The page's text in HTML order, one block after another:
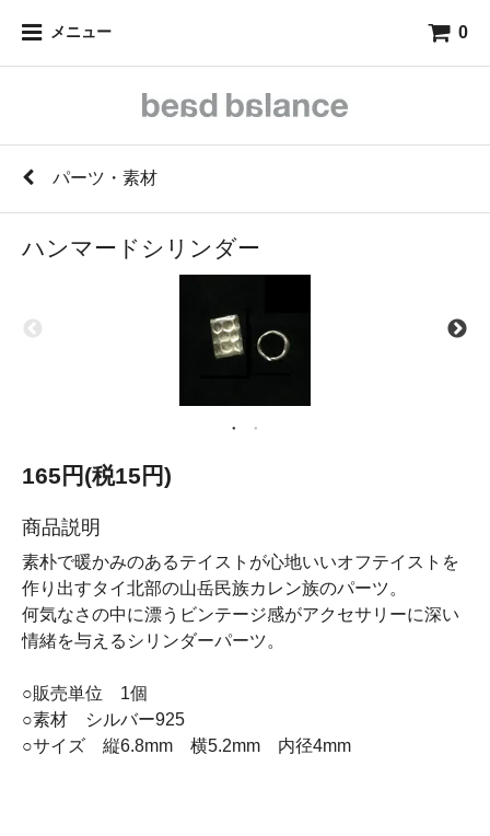
メニュー 0
パーツ・素材
ハンマードシリンダー
165円(税15円)
商品説明
素朴で暖かみのあるテイストが心地いいオフテイストを
作り出すタイ北部の山岳民族カレン族のパーツ。
何気なさの中に漂うビンテージ感がアクセサリーに深い
情緒を与えるシリンダーパーツ。
○販売単位 1個
○素材 シルバー925
○サイズ 縦6.8mm 横5.2mm 内径4mm